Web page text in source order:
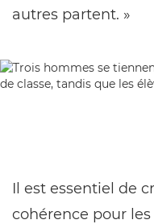
autres partent. »
Il est essentiel de
cohérence pour